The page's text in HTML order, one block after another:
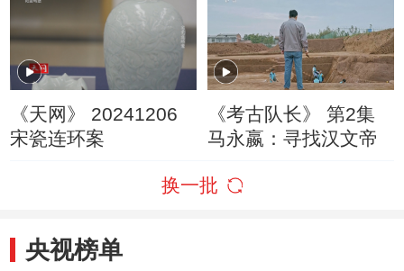
考古人员准确追溯我
们祖先的文明
《天网》 20241206
宋瓷连环案
《考古队长》 第2集
马永嬴：寻找汉文帝
换一批
央视榜单